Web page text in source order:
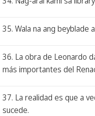
35. Wala na ang beyblade
36. La obra de Leonardo
más importantes del
37. La realidad es que a
sucede.